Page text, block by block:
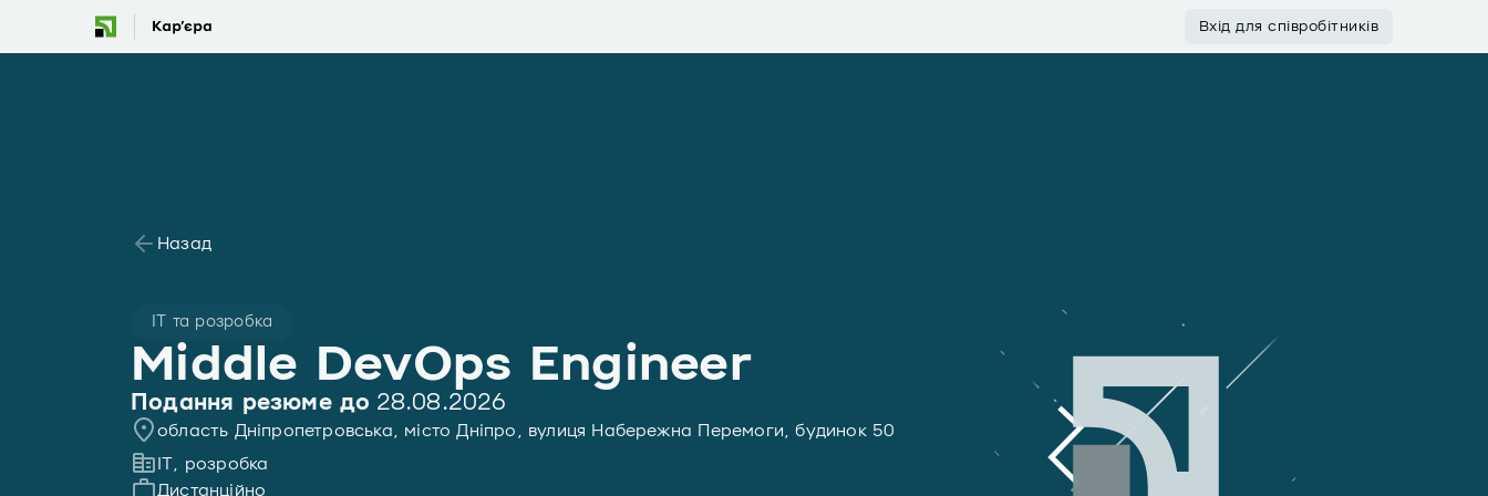
Вхід для співробітників
Назад
IT та розробка
Middle DevOps Engineer
Подання резюме до 28.08.2026
область Дніпропетровська, місто Дніпро, вулиця Набережна Перемоги, будинок 50
IT, розробка
Дистанційно